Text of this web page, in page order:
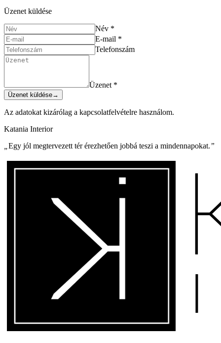
Üzenet küldése
Név *
E-mail *
Telefonszám
Üzenet *
Üzenet küldése→
Az adatokat kizárólag a kapcsolatfelvételre használom.
Katania Interior
Egy jól megtervezett tér érezhetően jobbá teszi a mindennapokat.”